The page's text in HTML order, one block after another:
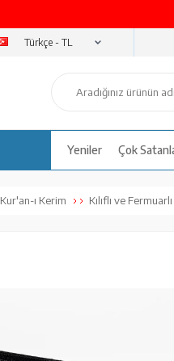
Türkçe - TL
Yeniler Çok
Kur'an-ı Kerim Kılıflı ve